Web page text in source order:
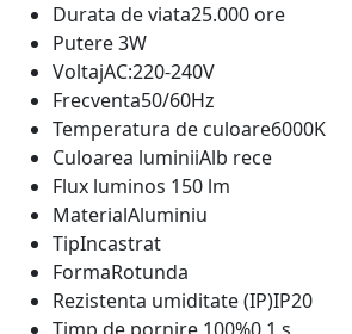
Durata de viata25.000 ore
Putere3W
VoltajAC:220-240V
Frecventa50/60Hz
Temperatura de culoare6000K
Culoarea luminiiAlb rece
Flux luminos 150 lm
MaterialAluminiu
TipIncastrat
FormaRotunda
Rezistenta umiditate (IP)IP20